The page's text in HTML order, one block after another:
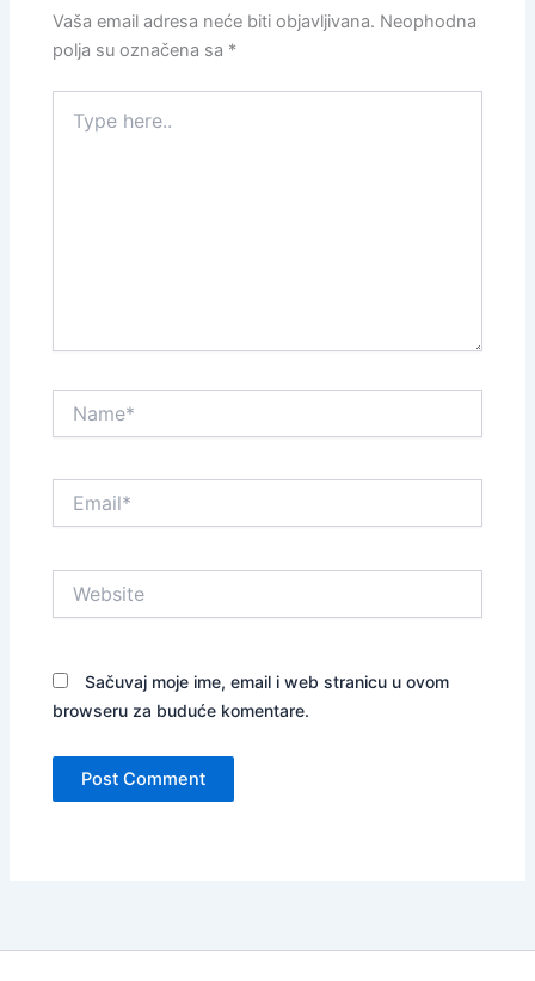
Vaša email adresa neće biti objavljivana. Neophodna
polja su označena sa *
here..
Sačuvaj moje ime, email i web stranicu u ovom
browseru za buduće komentare.